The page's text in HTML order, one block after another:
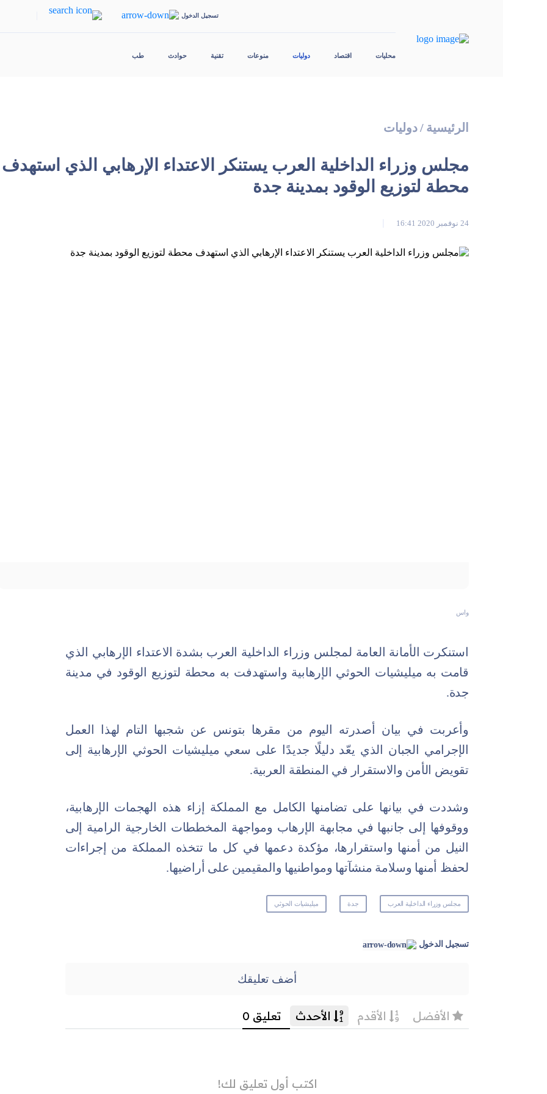
تسجيل الدخول
محليات اقتصاد دوليات منوعات تقنية حوادث طب
الرئيسية /دوليات
مجلس وزراء الداخلية العرب يستنكر الاعتداء الإرهابي الذي استهدف
محطة لتوزيع الوقود بمدينة جدة
24 نوفمبر 2020 16:41
واس
استنكرت الأمانة العامة لمجلس وزراء الداخلية العرب بشدة الاعتداء الإرهابي الذي
قامت به ميليشيات الحوثي الإرهابية واستهدفت به محطة لتوزيع الوقود في مدينة
جدة.
وأعربت في بيان أصدرته اليوم من مقرها بتونس عن شجبها التام لهذا العمل
الإجرامي الجبان الذي يعّد دليلًا جديدًا على سعي ميليشيات الحوثي الإرهابية إلى
تقويض الأمن والاستقرار في المنطقة العربية.
وشددت في بيانها على تضامنها الكامل مع المملكة إزاء هذه الهجمات الإرهابية،
ووقوفها إلى جانبها في مجابهة الإرهاب ومواجهة المخططات الخارجية الرامية إلى
النيل من أمنها واستقرارها، مؤكدة دعمها في كل ما تتخذه المملكة من إجراءات
لحفظ أمنها وسلامة منشآتها ومواطنيها والمقيمين على أراضيها.
مجلس وزراء الداخلية العرب جدة ميليشيات الحوثي
تسجيل الدخول
أضف تعليقك